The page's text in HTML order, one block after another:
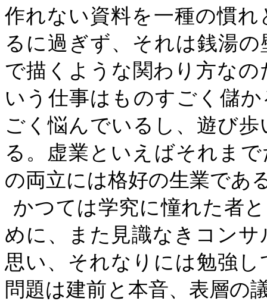
作れない資料を一種の慣
るに過ぎず、それは銭湯
で描くような関わり方な
いう仕事はものすごく儲
ごく悩んでいるし、遊び
る。虚業といえばそれま
の両立には格好の生業であ
かつては学究に憧れた者
めに、また見識なきコン
思い、それなりには勉強
問題は建前と本音、表層の